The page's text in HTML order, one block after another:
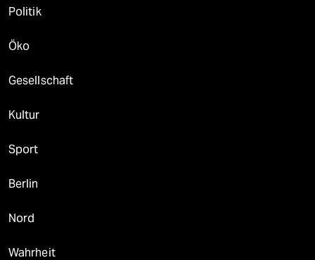
Politik
Öko
Gesellschaft
Kultur
Sport
Berlin
Nord
Wahrheit